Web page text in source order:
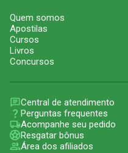
Quem somos
Apostilas
Cursos
Livros
Concursos
Central de atendimento
Perguntas frequentes
Acompanhe seu pedido
Resgatar bônus
Área dos afiliados